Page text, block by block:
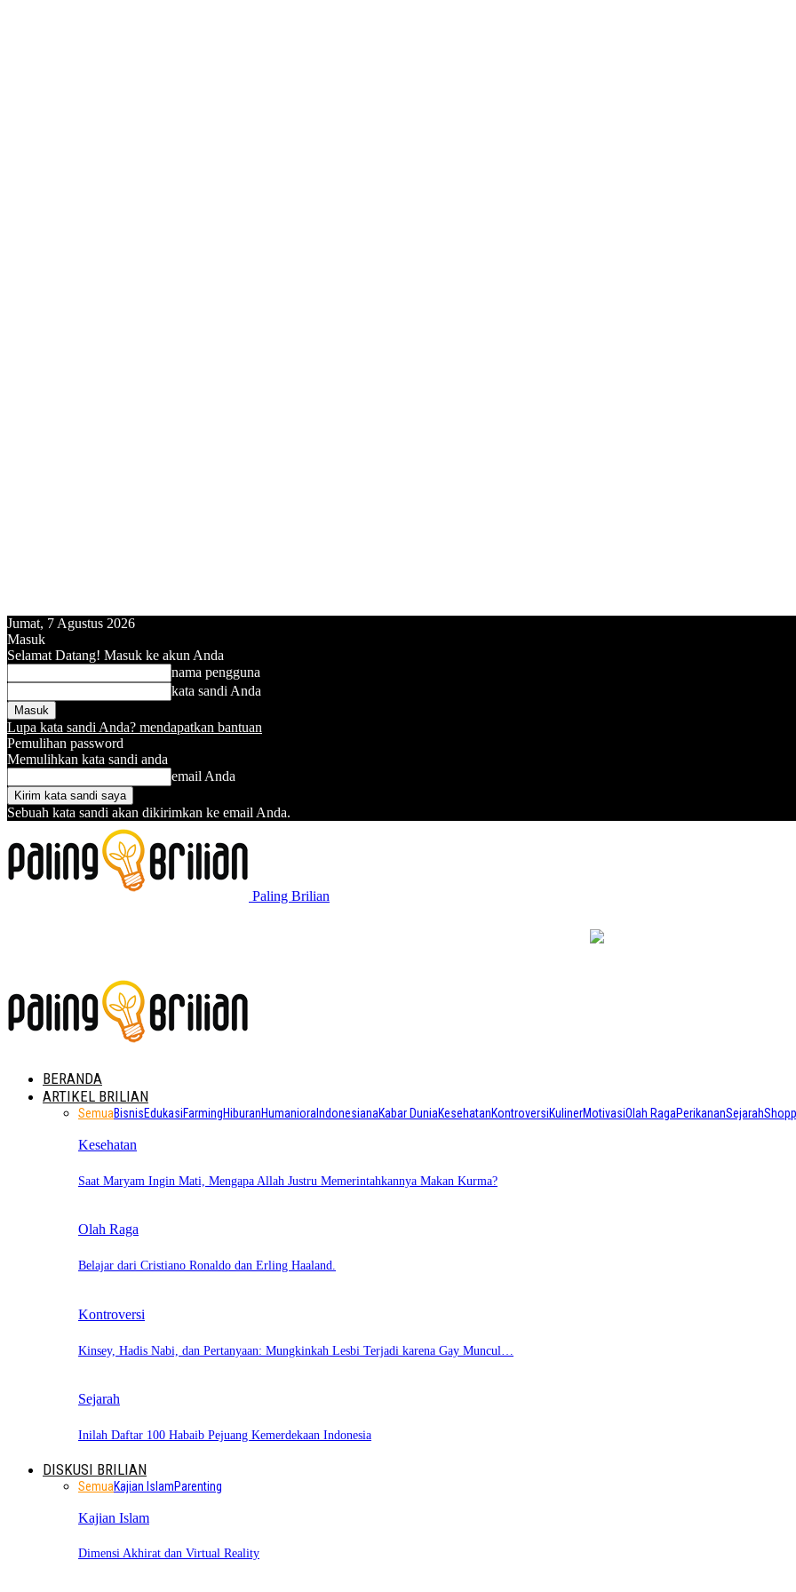
Jumat, 7 Agustus 2026
Masuk
Selamat Datang! Masuk ke akun Anda
nama pengguna
kata sandi Anda
Lupa kata sandi Anda? mendapatkan bantuan
Pemulihan password
Memulihkan kata sandi anda
email Anda
Sebuah kata sandi akan dikirimkan ke email Anda.
Paling Brilian
BERANDA
ARTIKEL BRILIAN
SemuaBisnisEdukasiFarmingHiburanHumaniora IndonesianaKabar DuniaKesehatanKontroversiKulinerMotivasiOlah RagaPerikananSejarah
Kesehatan
Saat Maryam Ingin Mati, Mengapa Allah Justru Memerintahkannya Makan Kurma?
Olah Raga
Belajar dari Cristiano Ronaldo dan Erling Haaland.
Kontroversi
Kinsey, Hadis Nabi, dan Pertanyaan: Mungkinkah Lesbi Terjadi karena Gay Muncul…
Sejarah
Inilah Daftar 100 Habaib Pejuang Kemerdekaan Indonesia
DISKUSI BRILIAN
SemuaKajian IslamParenting
Kajian Islam
Dimensi Akhirat dan Virtual Reality